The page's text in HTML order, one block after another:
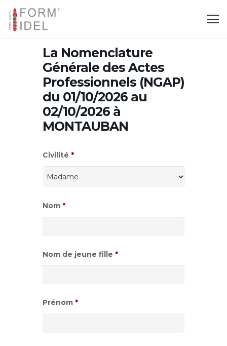
La Nomenclature
Générale des Actes
Professionnels (NGAP)
du 01/10/2026 au
02/10/2026 à
MONTAUBAN
Civilité *
Nom *
Nom de jeune fille *
Prénom *